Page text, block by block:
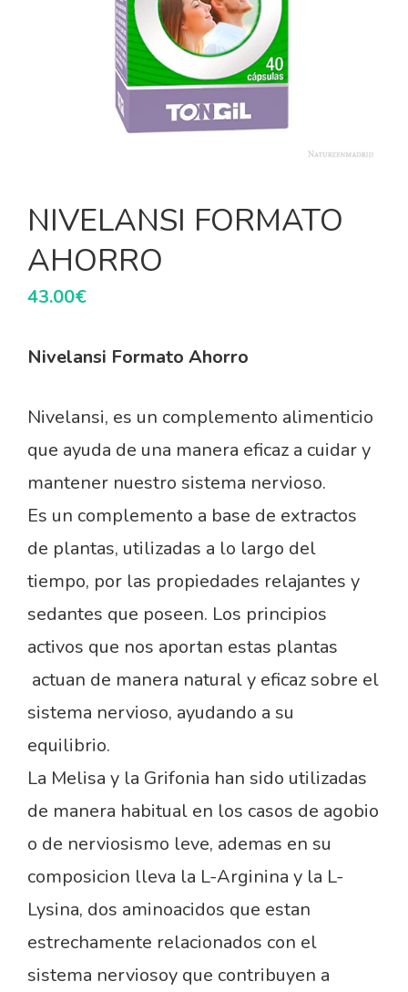
NIVELANSI FORMATO
AHORRO
43.00€
Nivelansi Formato Ahorro
Nivelansi, es un complemento alimenticio
que ayuda de una manera eficaz a cuidar y
mantener nuestro sistema nervioso.
Es un complemento a base de extractos
de plantas, utilizadas a lo largo del
tiempo, por las propiedades relajantes y
sedantes que poseen. Los principios
activos que nos aportan estas plantas
actuan de manera natural y eficaz sobre el
sistema nervioso, ayudando a su
equilibrio.
La Melisa y la Grifonia han sido utilizadas
de manera habitual en los casos de agobio
o de nerviosismo leve, ademas en su
composicion lleva la L-Arginina y la L-
Lysina, dos aminoacidos que estan
estrechamente relacionados con el
sistema nerviosoy que contribuyen a